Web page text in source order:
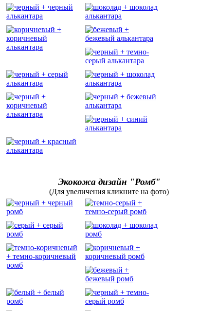
Экокожа дизайн "Ромб"
(Для увеличения кликните на фото)